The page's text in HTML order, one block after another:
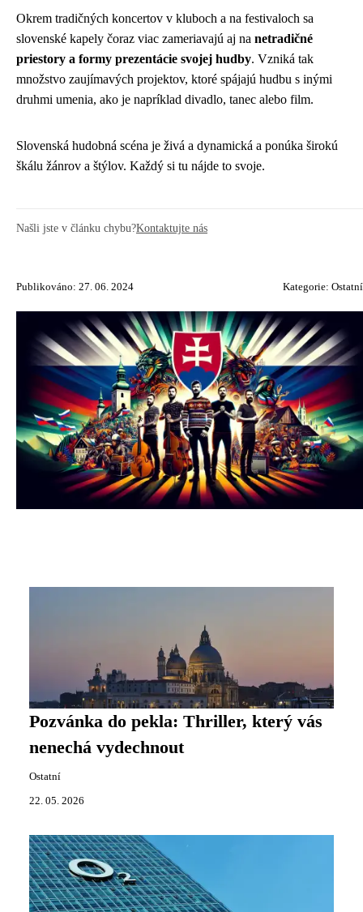
Okrem tradičných koncertov v kluboch a na festivaloch sa
slovenské kapely čoraz viac zameriavajú aj na netradičné
priestory a formy prezentácie svojej hudby. Vzniká tak
množstvo zaujímavých projektov, ktoré spájajú hudbu s inými
druhmi umenia, ako je napríklad divadlo, tanec alebo film.
Slovenská hudobná scéna je živá a dynamická a ponúka širokú
škálu žánrov a štýlov. Každý si tu nájde to svoje.
Našli jste v článku chybu?Kontaktujte nás
Publikováno: 27. 06. 2024 Kategorie: Ostatní
Pozvánka do pekla: Thriller, který vás
nenechá vydechnout
Ostatní
22. 05. 2026